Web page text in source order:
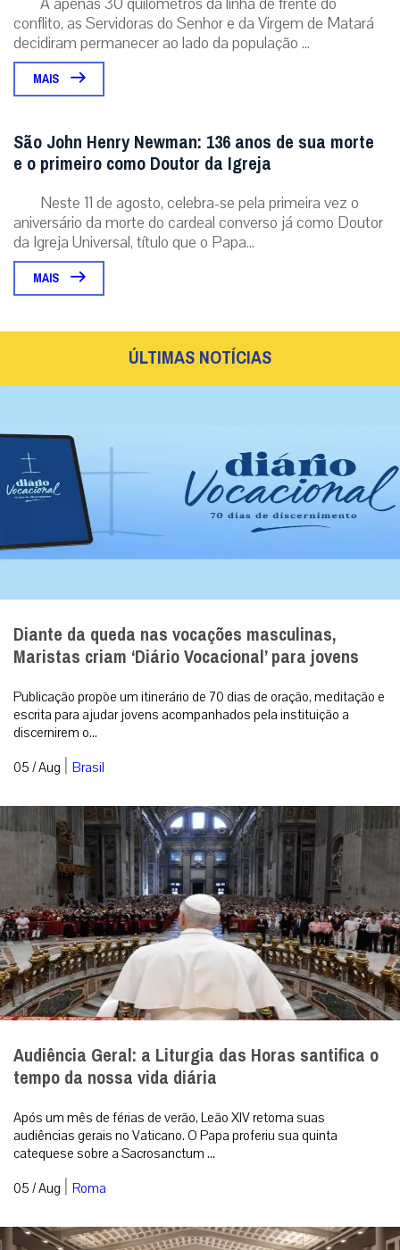
conflito, as Servidoras do Senhor e da Virgem de Matará
decidiram permanecer ao lado da população ...
MAIS
São John Henry Newman: 136 anos de sua morte
e o primeiro como Doutor da Igreja
Neste 11 de agosto, celebra-se pela primeira vez o
aniversário da morte do cardeal converso já como Doutor
da Igreja Universal, título que o Papa...
MAIS
ÚLTIMAS NOTÍCIAS
Diante da queda nas vocações masculinas,
Maristas criam ‘Diário Vocacional’ para jovens
Publicação propõe um itinerário de 70 dias de oração, meditação e
escrita para ajudar jovens acompanhados pela instituição a
discernirem o...
05 / Aug | Brasil
Audiência Geral: a Liturgia das Horas santifica o
tempo da nossa vida diária
Após um mês de férias de verão, Leão XIV retoma suas
audiências gerais no Vaticano. O Papa proferiu sua quinta
catequese sobre a Sacrosanctum ...
05 / Aug | Roma